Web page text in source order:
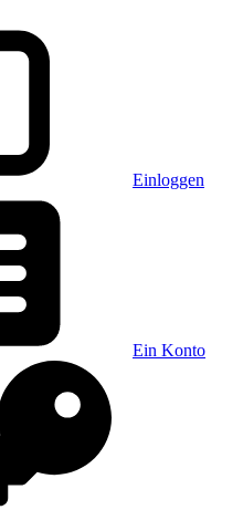
Einloggen
Ein Konto